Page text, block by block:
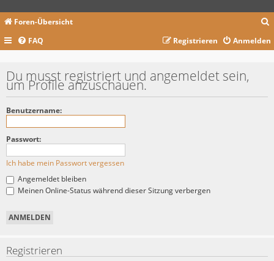
Foren-Übersicht
c
FAQ Anmelden
Registrieren
Du musst registriert und angemeldet sein,
um Profile anzuschauen.
Benutzername:
Passwort:
Ich habe mein Passwort vergessen
Angemeldet bleiben
Meinen Online-Status während dieser Sitzung verbergen
Registrieren